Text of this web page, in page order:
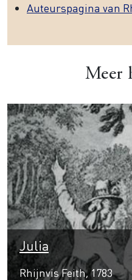
Auteurspagina van
Meer
Julia
Rhijnvis Feith, 1783